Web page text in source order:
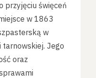
przyjęciu święceń
w 1863
w
tarnowskiej. Jego
oraz